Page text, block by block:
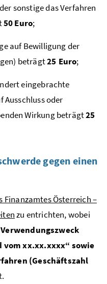
sonstige das Verfahren
50 Euro;
auf Bewilligung der
beträgt25 Euro;
eingebrachte
Ausschluss oder
Wirkung beträgt25
gegen einen
Finanzamtes Österreich –
zu entrichten, wobei
Verwendungszweck
vom xx.xx.xxxx“ sowie
(Geschäftszahl